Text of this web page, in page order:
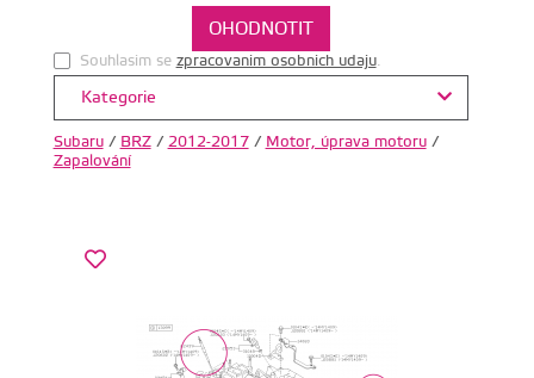
Souhlasim se zpracovanim osobnich udaju.
Kategorie
Subaru/ BRZ/ 2012-2017/ Motor, úprava motoru/
Zapalování